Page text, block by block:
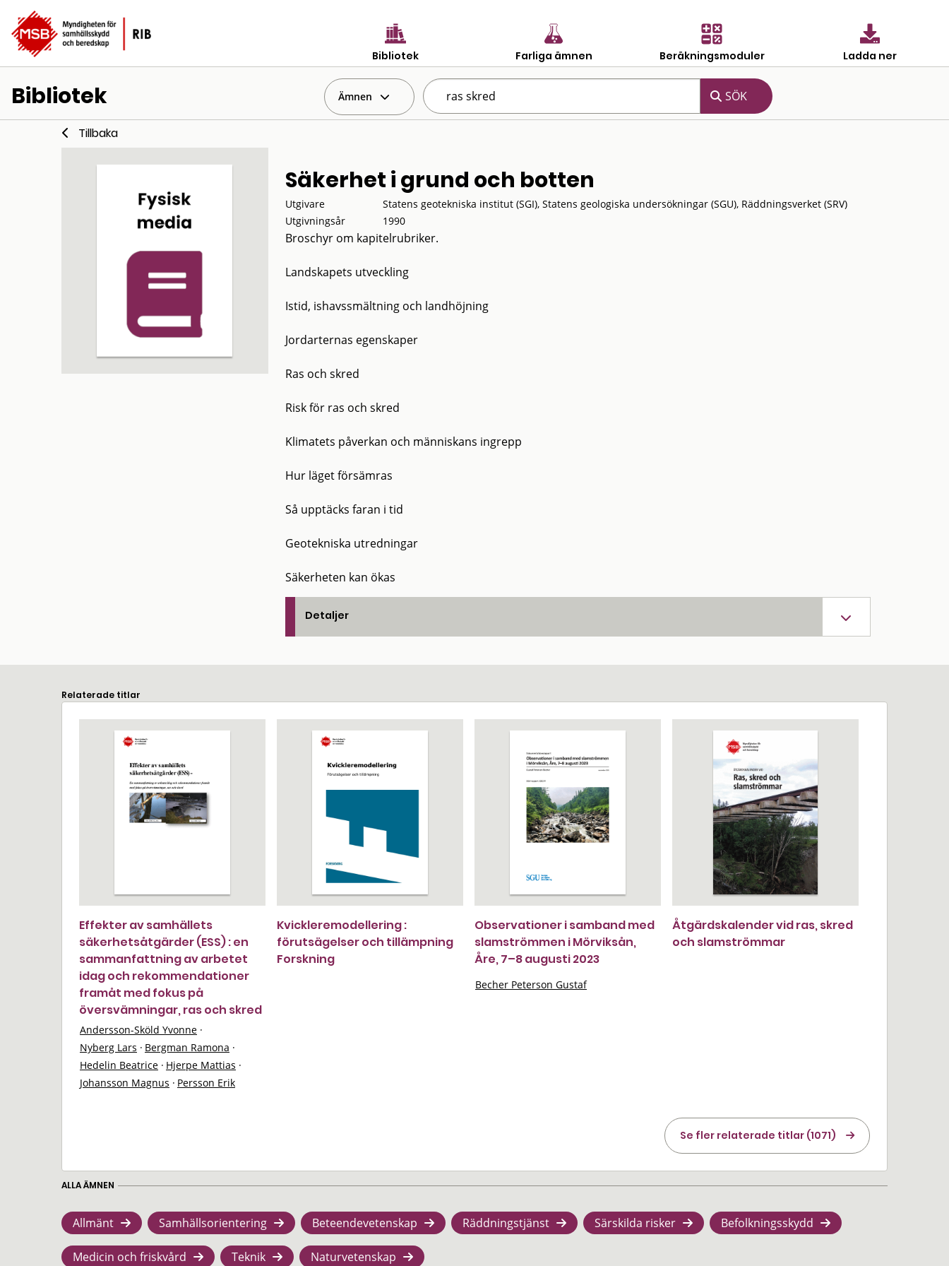
Bibliotek Farliga ämnen Beräkningsmoduler Ladda ner
Bibliotek Ämnen
Tillbaka
Säkerhet i grund och botten
Utgivare
Statens geotekniska institut (SGI), Statens geologiska undersökningar (SGU), Räddningsverket (SRV)
Utgivningsår
1990
Broschyr om kapitelrubriker.
Landskapets utveckling
Istid, ishavssmältning och landhöjning
Jordarternas egenskaper
Ras och skred
Risk för ras och skred
Klimatets påverkan och människans ingrepp
Hur läget försämras
Så upptäcks faran i tid
Geotekniska utredningar
Säkerheten kan ökas
Detaljer
Relaterade titlar
Effekter av samhällets
säkerhetsåtgärder (ESS) : en
sammanfattning av arbetet
idag och rekommendationer
framåt med fokus på
översvämningar, ras och skred
Andersson-Sköld Yvonne ·
Nyberg Lars · Bergman Ramona ·
Hedelin Beatrice · Hjerpe Mattias ·
Johansson Magnus · Persson Erik
Kvickleremodellering :
förutsägelser och tillämpning
Forskning
Observationer i samband med
slamströmmen i Mörviksån,
Åre, 7–8 augusti 2023
Becher Peterson Gustaf
Åtgärdskalender vid ras, skred
och slamströmmar
Se fler relaterade titlar (1071)
ALLA ÄMNEN
Allmänt Samhällsorientering Beteendevetenskap Räddningstjänst Särskilda risker Befolkningsskydd
Medicin och friskvård Teknik Naturvetenskap